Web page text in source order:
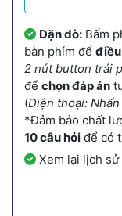
Dặn dò: Bấm
bàn phím để
2 nút button trái
để chọn đáp án
(Điện thoại:
*Đảm bảo chất
10 câu hỏi để có
Xem lại lịch sử